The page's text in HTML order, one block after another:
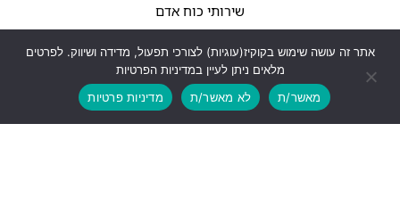
שירותי כוח אדם
פודקאסט
עדכונים וחדשות
הטבות ההתאחדות
אתר זה עושה שימוש בקוקיז(עוגיות) לצורכי תפעול, מדידה ושיווק. לפרטים
מלאים ניתן לעיין במדיניות הפרטיות
מאשר/ת
לא מאשר/ת מדיניות פרטיות